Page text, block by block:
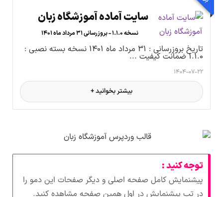
سایت آماده آموزشگاه زبان
نسخه ۱.۱.۰ - بروزرسانی ۳۱ مرداد ماه ۱۴۰۱
تاریخ بروزرسانی : ۳۱ مرداد ماه ۱۴۰۱ نسخه بسته نصبی :
۱.۱.۰ ضمانت کیفیت ...
۱۴۰۴-۰۷-۲۲
بیشتر بخوانید +
توجه کنید :
پیشنمایش کامل صفحه اصلی و دیگر صفحات این دمو را
در تب پیشنمایش در اول همین صفحه مشاهده کنید.